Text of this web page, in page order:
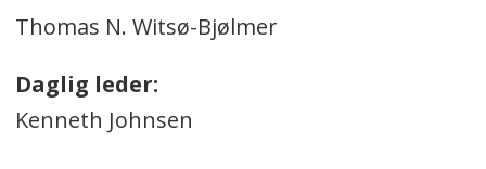
Thomas N. Witsø-Bjølmer
Daglig leder:
Kenneth Johnsen